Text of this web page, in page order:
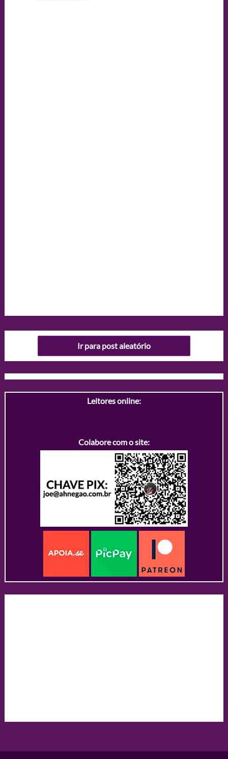
Ir para post aleatório
Leitores online:
Colabore com o site: